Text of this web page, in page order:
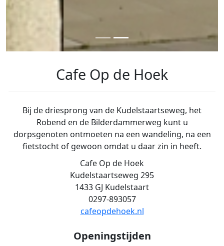
Cafe Op de Hoek
Bij de driesprong van de Kudelstaartseweg, het
Robend en de Bilderdammerweg kunt u
dorpsgenoten ontmoeten na een wandeling, na een
fietstocht of gewoon omdat u daar zin in heeft.
Cafe Op de Hoek
Kudelstaartseweg 295
1433 GJ Kudelstaart
0297-893057
cafeopdehoek.nl
Openingstijden